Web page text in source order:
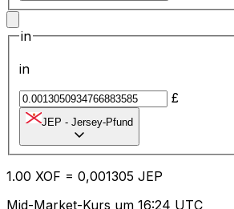
in
in
£
JEP - Jersey-Pfund
1.00 XOF = 0,001305 JEP
Mid-Market-Kurs um 16:24 UTC